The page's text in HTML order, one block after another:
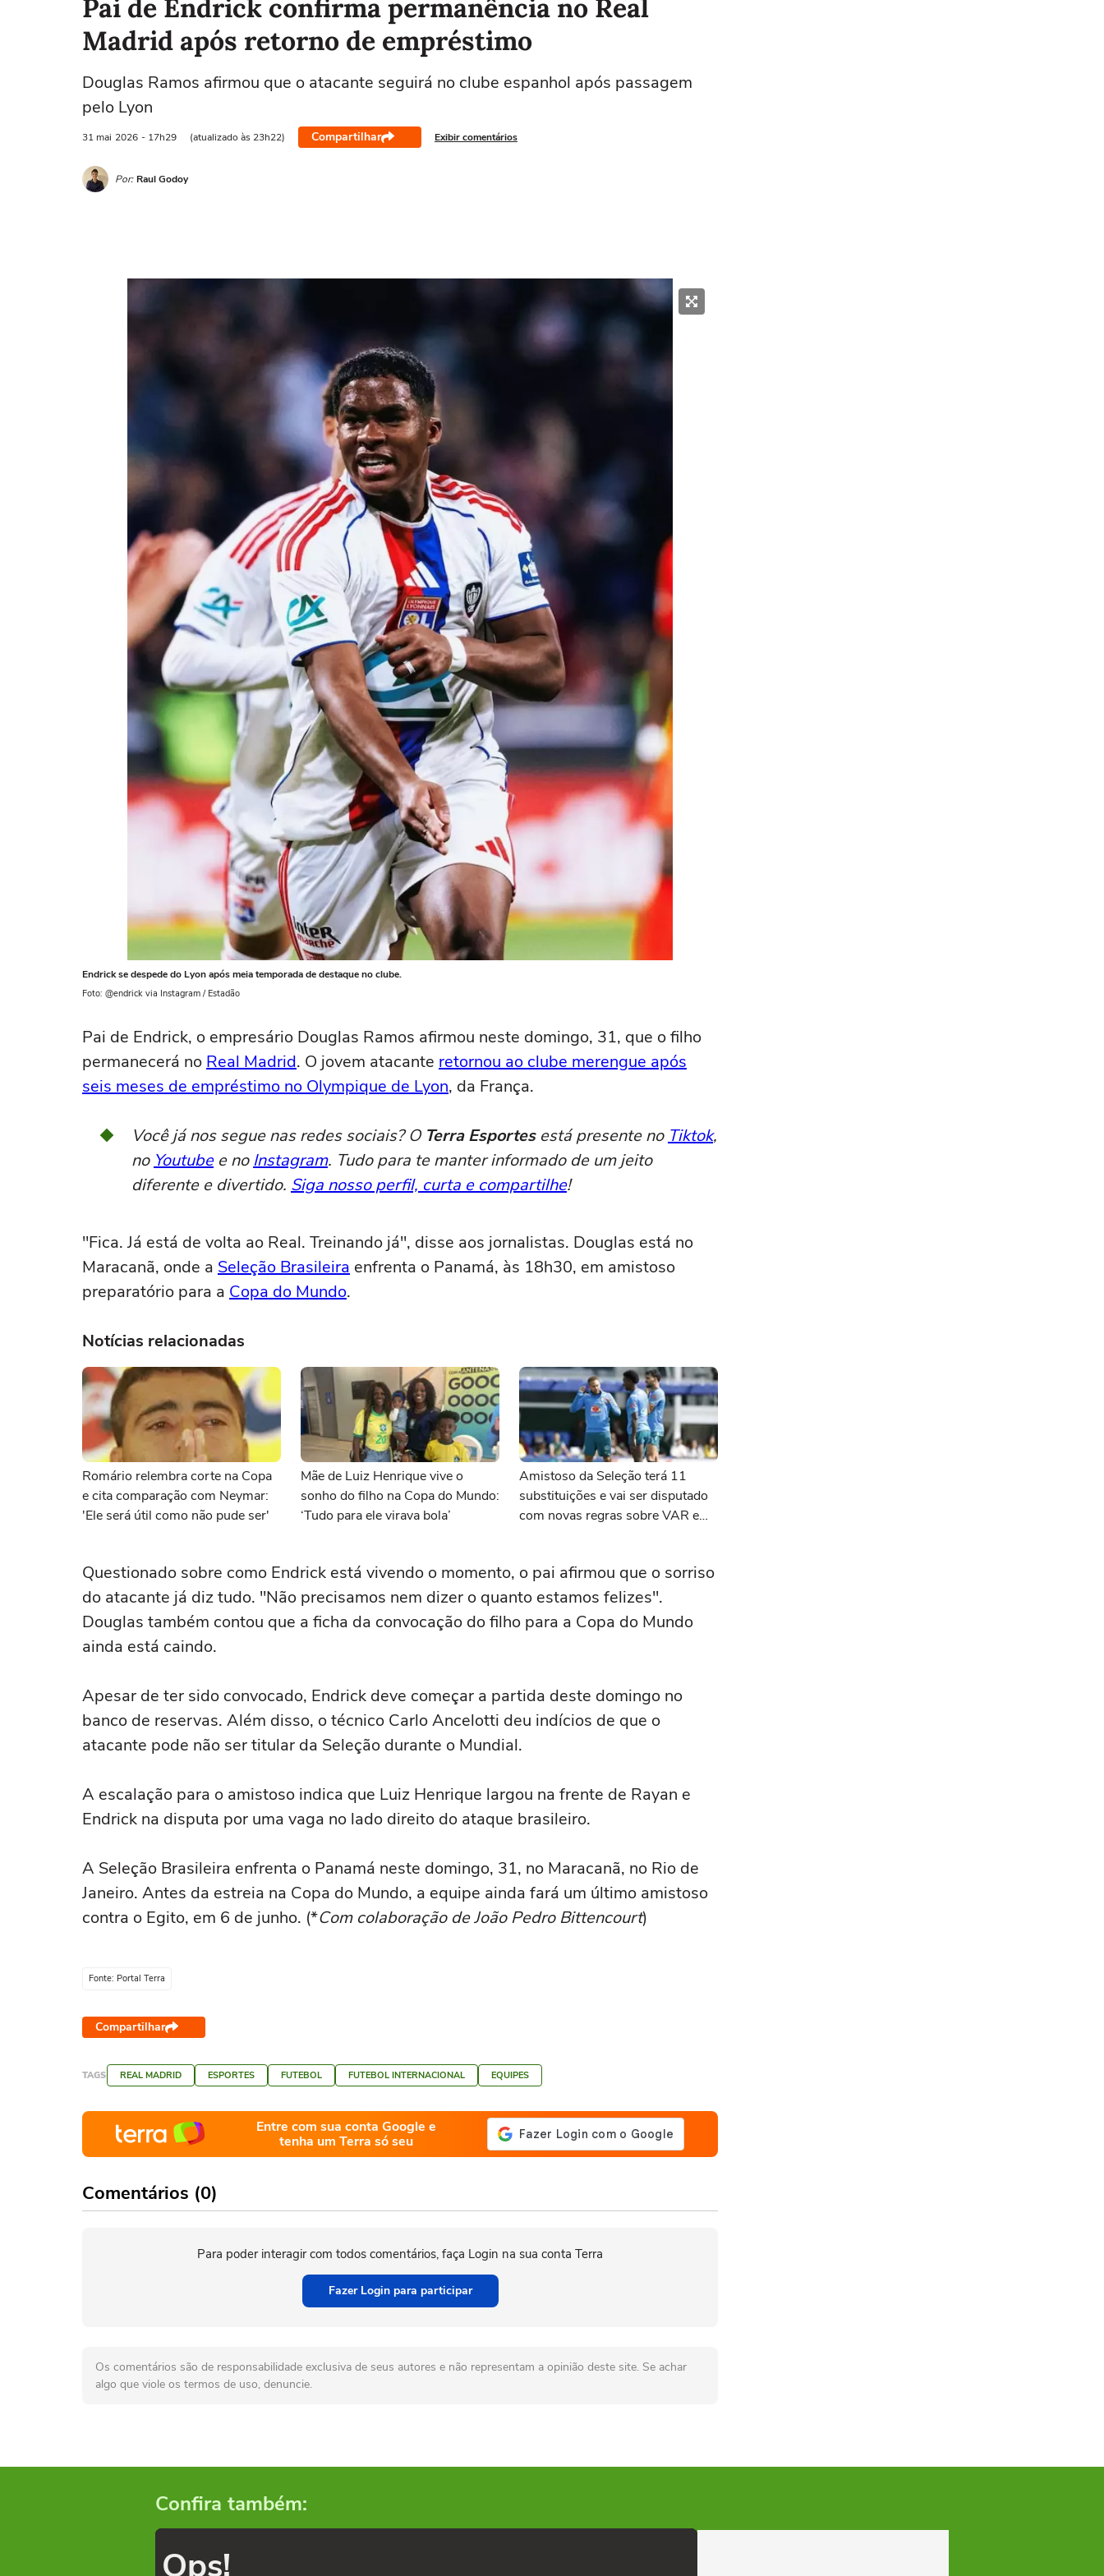
Pai de Endrick confirma permanência no Real
Madrid após retorno de empréstimo
Douglas Ramos afirmou que o atacante seguirá no clube espanhol após passagem
pelo Lyon
31 mai 2026 - 17h29 (atualizado às 23h22) Compartilhar Exibir comentários
Por: Raul Godoy
Endrick se despede do Lyon após meia temporada de destaque no clube.
Foto: @endrick via Instagram / Estadão
Pai de Endrick, o empresário Douglas Ramos afirmou neste domingo, 31, que o filho
permanecerá no Real Madrid. O jovem atacante retornou ao clube merengue após
seis meses de empréstimo no Olympique de Lyon, da França.
Você já nos segue nas redes sociais? O Terra Esportesestá presente no Tiktok,
no Youtubee noInstagram. Tudo para te manter informado de um jeito
diferente e divertido. Siga nosso perfil, curta e compartilhe!
"Fica. Já está de volta ao Real. Treinando já", disse aos jornalistas. Douglas está no
Maracanã, onde a Seleção Brasileira enfrenta o Panamá, às 18h30, em amistoso
preparatório para a Copa do Mundo.
Notícias relacionadas
Romário relembra corte na Copa
e cita comparação com Neymar:
'Ele será útil como não pude ser'
Mãe de Luiz Henrique vive o
sonho do filho na Copa do Mundo:
‘Tudo para ele virava bola’
Amistoso da Seleção terá 11
substituições e vai ser disputado
com novas regras sobre VAR e
Questionado sobre como Endrick está vivendo o momento, o pai afirmou que o sorriso
do atacante já diz tudo. "Não precisamos nem dizer o quanto estamos felizes".
Douglas também contou que a ficha da convocação do filho para a Copa do Mundo
ainda está caindo.
Apesar de ter sido convocado, Endrick deve começar a partida deste domingo no
banco de reservas. Além disso, o técnico Carlo Ancelotti deu indícios de que o
atacante pode não ser titular da Seleção durante o Mundial.
A escalação para o amistoso indica que Luiz Henrique largou na frente de Rayan e
Endrick na disputa por uma vaga no lado direito do ataque brasileiro.
A Seleção Brasileira enfrenta o Panamá neste domingo, 31, no Maracanã, no Rio de
Janeiro. Antes da estreia na Copa do Mundo, a equipe ainda fará um último amistoso
contra o Egito, em 6 de junho. (*Com colaboração de João Pedro Bittencourt)
Fonte: Portal Terra
Compartilhar
TAGS REAL MADRID ESPORTES FUTEBOL FUTEBOL INTERNACIONAL EQUIPES
Entre com sua conta Google e
tenha um Terra só seu
Comentários (0)
Para poder interagir com todos comentários, faça Login na sua conta Terra
Fazer Login para participar
Os comentários são de responsabilidade exclusiva de seus autores e não representam a opinião deste site. Se achar
algo que viole os termos de uso, denuncie.
Confira também:
Ops!